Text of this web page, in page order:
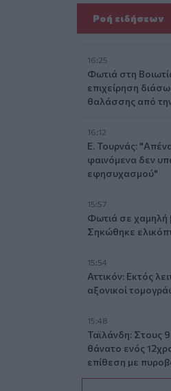
Ροή ειδήσεων
16:25
Φωτιά στη
επιχείρηση
θαλάσσης από
16:12
Ε. Τουρνάς:
φαινόμενα δεν
εφησυχασμού"
15:57
Φωτιά σε χαμηλή
Σηκώθηκε
15:54
Αττικόν: Εκτός
αξονικοί
15:48
Ταϊλάνδη: Στους
θάνατο ενός
επίθεση με